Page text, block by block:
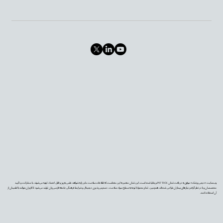
وب‌سایت «دیجی‌پزشک» موفق به دریافت نشان PIF TICK بریتانیا شده است. این نشان معتبر به این معناست که اطلاعات سلامت ما بر پایه شواهد علمی به‌روز و قابل اعتماد تهیه می‌شوند، با مشارکت و تأیید
متخصصان و با در نظر گرفتن نیازهای بیماران طراحی شده‌اند. همچنین، تمام محتوا با توجه به سطح سواد سلامت، دسترس‌پذیری دیجیتال و شرایط فرهنگی جامعه فارسی‌زبان تولید می‌شود تا کاربران بتوانند با اطمینان از
آن استفاده کنند.